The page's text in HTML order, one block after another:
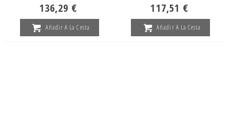
136,29 €
Añadir A La Cesta
117,51 €
Añadir A La Cesta